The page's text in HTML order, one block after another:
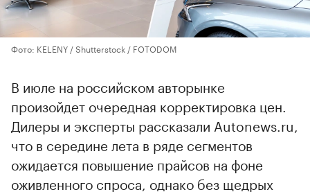
Фото: KELENY / Shutterstock / FOTODOM
В июле на российском авторынке
произойдет очередная корректировка цен.
Дилеры и эксперты рассказали Autonews.ru,
что в середине лета в ряде сегментов
ожидается повышение прайсов на фоне
оживленного спроса, однако без щедрых